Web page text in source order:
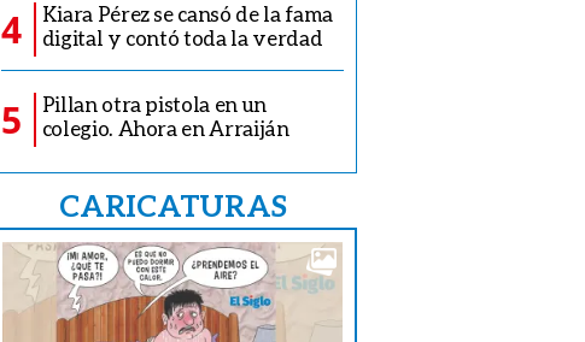
4
Kiara Pérez se cansó de la fama
digital y contó toda la verdad
5
Pillan otra pistola en un
colegio. Ahora en Arraiján
CARICATURAS